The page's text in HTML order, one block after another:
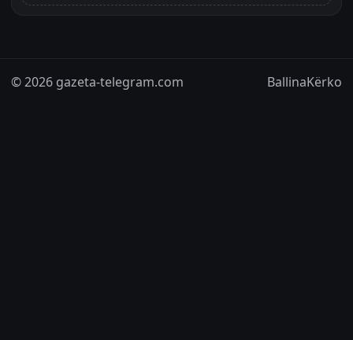
© 2026 gazeta-telegram.com BallinaKërko